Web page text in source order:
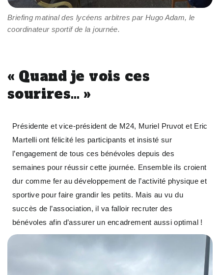
Briefing matinal des lycéens arbitres par Hugo Adam, le
coordinateur sportif de la journée.
« Quand je vois ces
sourires… »
Présidente et vice-président de M24, Muriel Pruvot et Eric
Martelli ont félicité les participants et insisté sur
l’engagement de tous ces bénévoles depuis des
semaines pour réussir cette journée. Ensemble ils croient
dur comme fer au développement de l’activité physique et
sportive pour faire grandir les petits. Mais au vu du
succès de l’association, il va falloir recruter des
bénévoles afin d’assurer un encadrement aussi optimal !